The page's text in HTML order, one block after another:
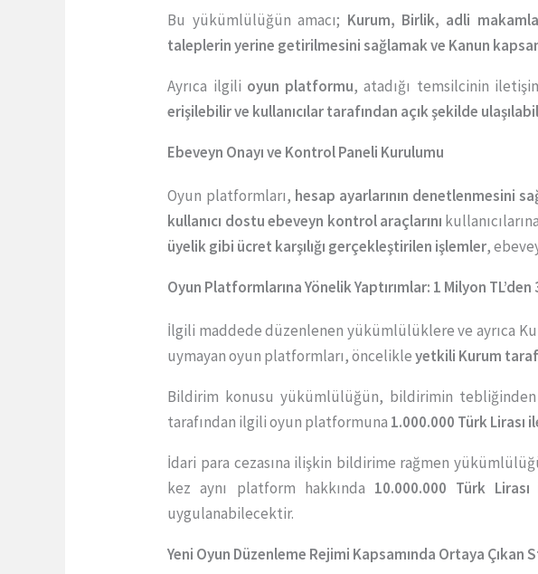
Bu yükümlülüğün amacı; Kurum, Birlik, adli
taleplerin yerine getirilmesini sağlamak ve Kanun
Ayrıca ilgili oyun platformu, atadığı temsilcinin
erişilebilir ve kullanıcılar tarafından açık şekilde
Ebeveyn Onayı ve Kontrol Paneli Kurulumu
Oyun platformları, hesap ayarlarının denetlenmesini
kullanıcı dostu ebeveyn kontrol araçlarını
üyelik gibi ücret karşılığı gerçekleştirilen işlemler,
Oyun Platformlarına Yönelik Yaptırımlar: 1 Milyon
İlgili maddede düzenlenen yükümlülüklere ve ayrıca
uymayan oyun platformları, öncelikleyetkili Kurum
Bildirim konusu yükümlülüğün, bildirimin
tarafından ilgili oyun platformuna 1.000.000 Türk Lirası
İdari para cezasına ilişkin bildirime rağmen
kez aynı platform hakkında 10.000.000 Türk
uygulanabilecektir.
Yeni Oyun Düzenleme Rejimi Kapsamında Ortaya